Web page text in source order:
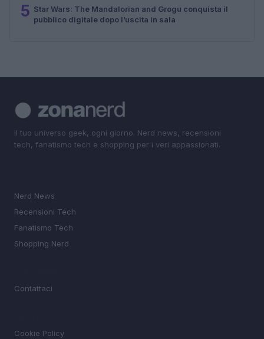
5 Star Wars: The Mandalorian and Grogu conquista il
pubblico digitale dopo l’uscita in sala
Il tuo universo geek, ogni giorno. Nerd news, recensioni
tech, fanatismo tech e shopping per i veri appassionati.
Nerd News
Recensioni Tech
Fanatismo Tech
Shopping Nerd
Contattaci
Cookie Policy